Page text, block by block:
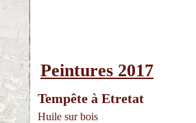
Peintures 2017
Tempête à Etretat
Huile sur bois